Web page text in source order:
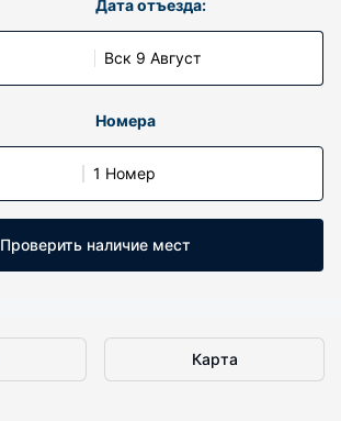
Дата отъезда:
Вск 9 Август
Номера
1 Номер
Проверить наличие мест
Карта